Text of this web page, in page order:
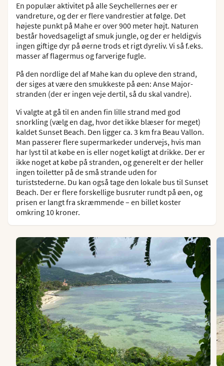
En populær aktivitet på alle Seychellernes øer er
vandreture, og der er flere vandrestier at følge. Det
højeste punkt på Mahe er over 900 meter højt. Naturen
består hovedsageligt af smuk jungle, og der er heldigvis
ingen giftige dyr på øerne trods et rigt dyreliv. Vi så f.eks.
masser af flagermus og farverige fugle.
På den nordlige del af Mahe kan du opleve den strand,
der siges at være den smukkeste på øen: Anse Major-
stranden (der er ingen veje dertil, så du skal vandre).
Vi valgte at gå til en anden fin lille strand med god
snorkling (vælg en dag, hvor det ikke blæser for meget)
kaldet Sunset Beach. Den ligger ca. 3 km fra Beau Vallon.
Man passerer flere supermarkeder undervejs, hvis man
har lyst til at købe en is eller noget køligt at drikke. Der er
ikke noget at købe på stranden, og generelt er der heller
ingen toiletter på de små strande uden for
turiststederne. Du kan også tage den lokale bus til Sunset
Beach. Der er flere forskellige busruter rundt på øen, og
prisen er langt fra skræmmende – en billet koster
omkring 10 kroner.